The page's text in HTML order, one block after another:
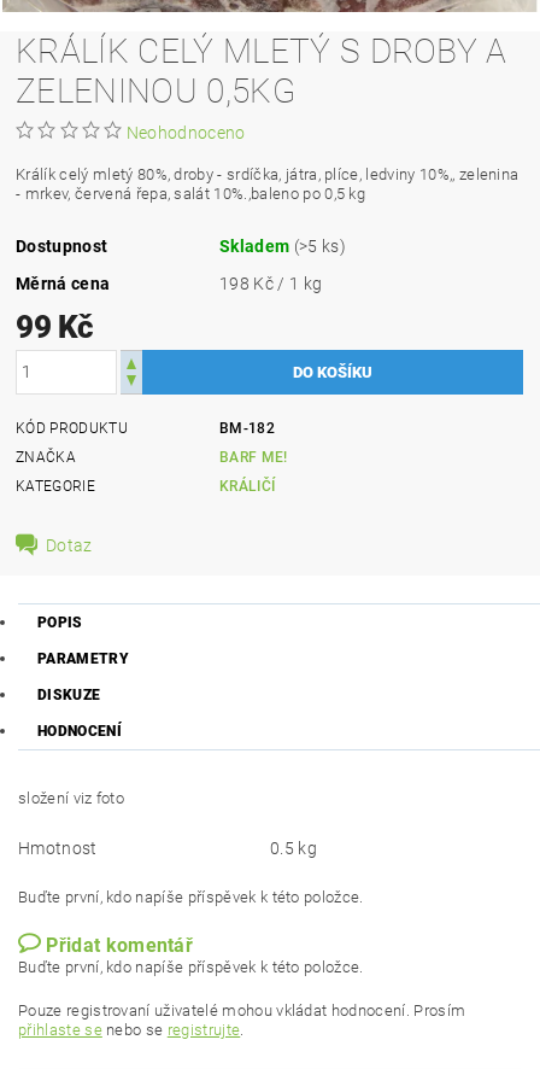
KRÁLÍK CELÝ MLETÝ S DROBY A
ZELENINOU 0,5KG
Neohodnoceno
Králík celý mletý 80%, droby - srdíčka, játra, plíce, ledviny 10%,, zelenina
- mrkev, červená řepa, salát 10%.,baleno po 0,5 kg
Dostupnost Skladem (>5 ks)
Měrná cena
198 Kč / 1 kg
99 Kč
KÓD PRODUKTU
BM-182
ZNAČKA
BARF ME!
KATEGORIE
KRÁLIČÍ
Dotaz
POPIS
PARAMETRY
DISKUZE
HODNOCENÍ
složení viz foto
Hmotnost 0.5 kg
Buďte první, kdo napíše příspěvek k této položce.
Přidat komentář
Buďte první, kdo napíše příspěvek k této položce.
Pouze registrovaní uživatelé mohou vkládat hodnocení. Prosím
přihlaste senebo se registrujte.